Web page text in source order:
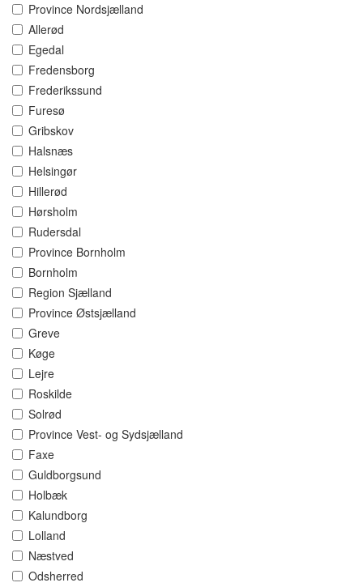
Province Nordsjælland
Allerød
Egedal
Fredensborg
Frederikssund
Furesø
Gribskov
Halsnæs
Helsingør
Hillerød
Hørsholm
Rudersdal
Province Bornholm
Bornholm
Region Sjælland
Province Østsjælland
Greve
Køge
Lejre
Roskilde
Solrød
Province Vest- og Sydsjælland
Faxe
Guldborgsund
Holbæk
Kalundborg
Lolland
Næstved
Odsherred